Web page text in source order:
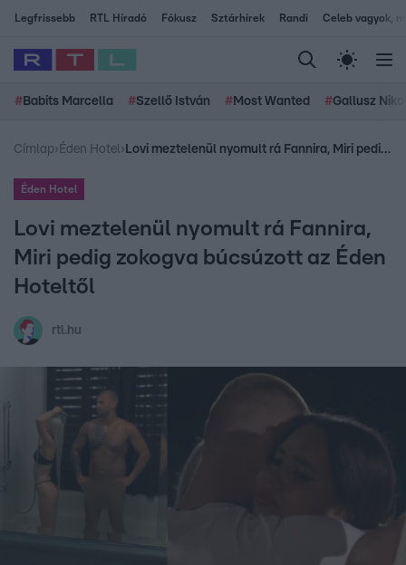
Legfrissebb RTL Híradó Fókusz Sztárhírek Randi Celeb vagyok,
# Babits Marcella #Szellő István # Most Wanted #Gallusz
Címlap› Éden Hotel› Lovi meztelenül nyomult rá Fannira, Miri pedig zokogva búcsúzott az Éden Hoteltől
Éden Hotel
Lovi meztelenül nyomult rá Fannira,
Miri pedig zokogva búcsúzott az Éden
Hoteltől
rtl.hu